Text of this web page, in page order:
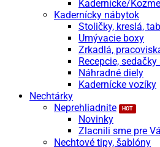
Kadernícke/
Kadernícky nábytok
Stoličky, kreslá,
Umývacie boxy
Zrkadlá,
Recepcie,
Náhradné diely
Kadernícke vozíky
Nechtárky
Neprehliadnite
Novinky
Zlacnili sme pre
Nechtové tipy, šablóny